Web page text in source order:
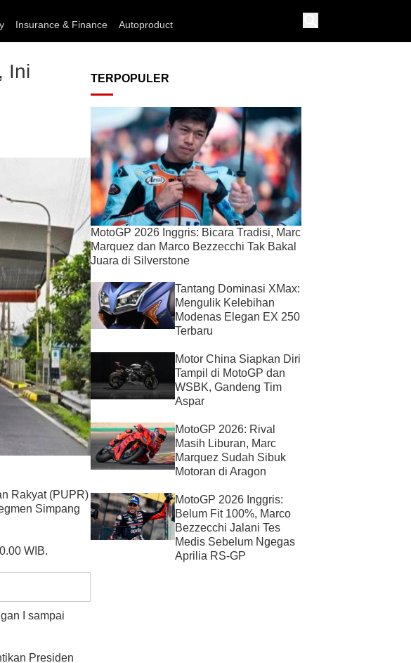
Insurance & Finance Autoproduct
Ini
Rakyat (PUPR)
Simpang
WIB.
I sampai
Presiden
TERPOPULER
MotoGP 2026 Inggris: Bicara Tradisi, Marc
Marquez dan Marco Bezzecchi Tak Bakal
Juara di Silverstone
Tantang Dominasi XMax:
Mengulik Kelebihan
Modenas Elegan EX 250
Terbaru
Motor China Siapkan Diri
Tampil di MotoGP dan
WSBK, Gandeng Tim
Aspar
MotoGP 2026: Rival
Masih Liburan, Marc
Marquez Sudah Sibuk
Motoran di Aragon
MotoGP 2026 Inggris:
Belum Fit 100%, Marco
Bezzecchi Jalani Tes
Medis Sebelum Ngegas
Aprilia RS-GP